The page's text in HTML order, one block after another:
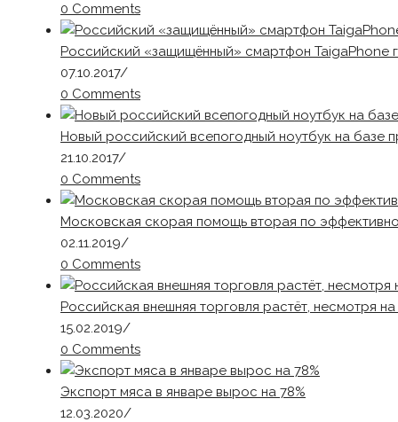
0 Comments
Российский «защищённый» смартфон TaigaPhone
07.10.2017/
0 Comments
Новый российский всепогодный ноутбук на базе
21.10.2017/
0 Comments
Московская скорая помощь вторая по
02.11.2019/
0 Comments
Российская внешняя торговля растёт, несмотря
15.02.2019/
0 Comments
Экспорт мяса в январе вырос на 78%
12.03.2020/